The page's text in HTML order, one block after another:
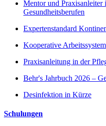
Mentor und Praxisanleiter
Gesundheitsberufen
Expertenstandard
Kooperative
Praxisanleitung in der
Behr's Jahrbuch 2026 –
Desinfektion in Kürze
Schulungen